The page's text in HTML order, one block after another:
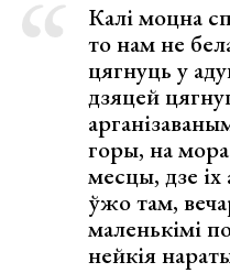
Калі моцна
то нам не
цягнуць у
дзяцей
горы, на
месцы, дзе іх
ўжо там,
маленькімі
нейкія